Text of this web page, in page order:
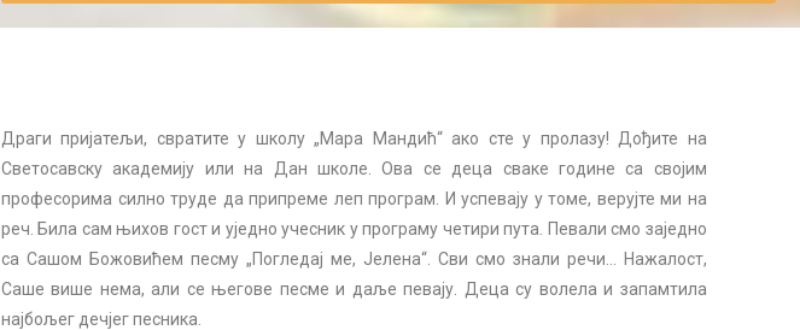
Драги пријатељи, свратите у школу „Мара Мандић“ ако сте у пролазу! Дођите на
Светосавску академију или на Дан школе. Ова се деца сваке године са својим
професорима силно труде да припреме леп програм. И успевају у томе, верујте ми на
реч. Била сам њихов гост и уједно учесник у програму четири пута. Певали смо заједно
са Сашом Божовићем песму „Погледај ме, Јелена“. Сви смо знали речи… Нажалост,
Саше више нема, али се његове песме и даље певају. Деца су волела и запамтила
најбољег дечјег песника.